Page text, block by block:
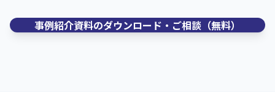
事例紹介資料のダウンロード・ご相談（無料）